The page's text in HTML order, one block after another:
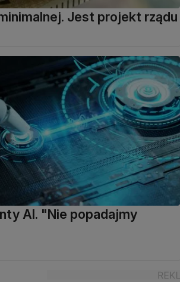
Jest projekt rządu
AI. "Nie popadajmy